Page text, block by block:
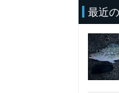
最近